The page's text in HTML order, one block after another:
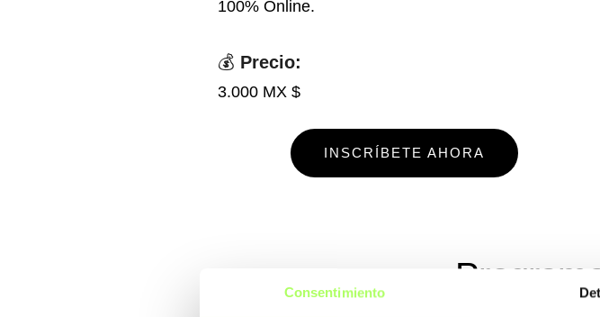
Consentimiento
100% Online.
💰 Precio:
3.000 MX $
INSCRÍBETE AHORA